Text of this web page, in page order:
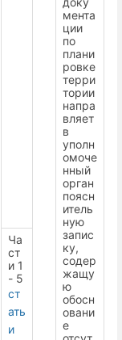
мента
ции
по
плани
ровке
терри
тории
напра
вляет
в
уполн
омоче
нный
орган
поясн
итель
ную
запис
ку,
содер
жащу
ю
обосн
овани
е
Ча
ст
и 1
- 5
ст
ать
и